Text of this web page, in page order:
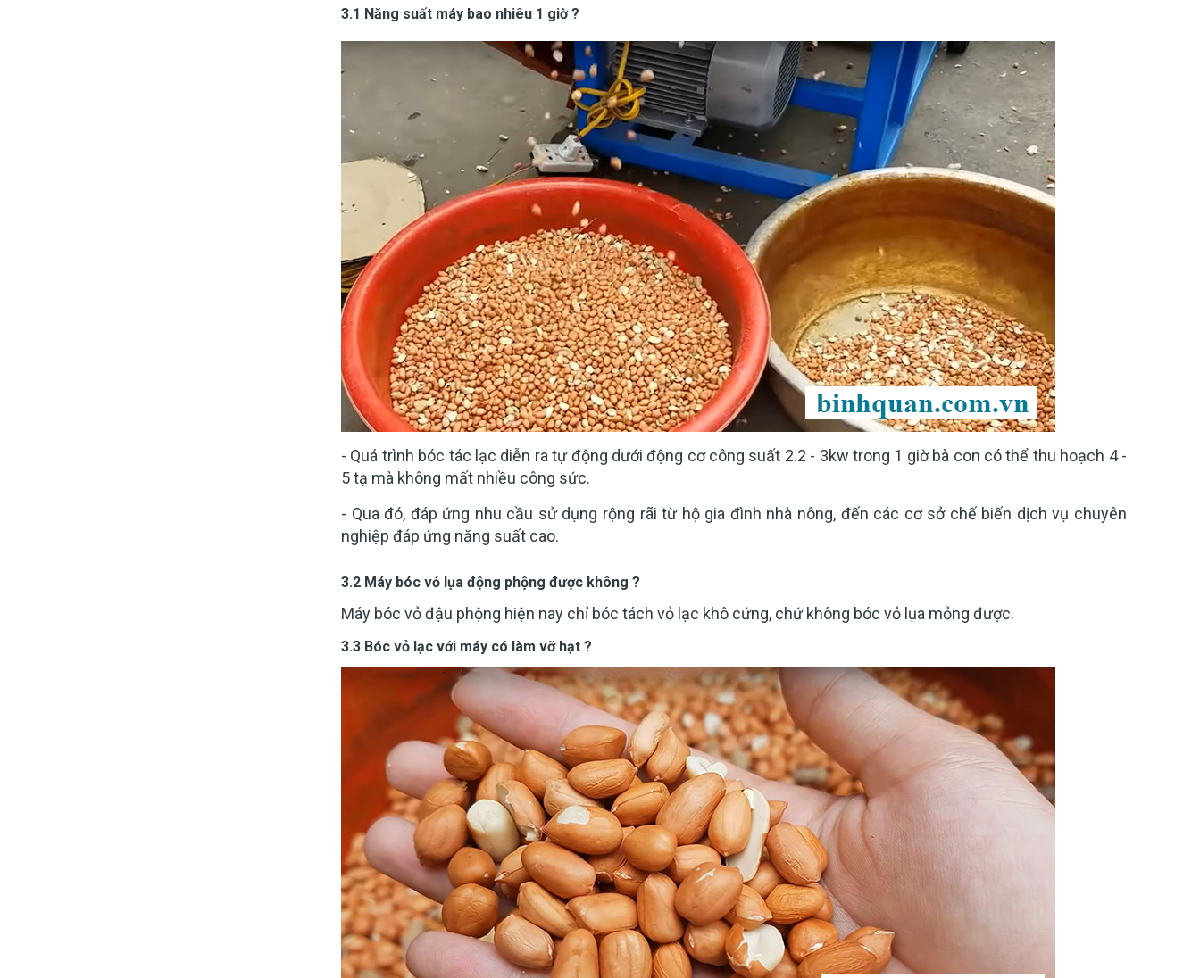
3.1 Năng suất máy bao nhiêu 1 giờ ?
- Quá trình bóc tác lạc diễn ra tự động dưới động cơ công suất 2.2 - 3kw trong 1 giờ bà con có thể thu hoạch 4 -
5 tạ mà không mất nhiều công sức.
- Qua đó, đáp ứng nhu cầu sử dụng rộng rãi từ hộ gia đình nhà nông, đến các cơ sở chế biến dịch vụ chuyên
nghiệp đáp ứng năng suất cao.
3.2 Máy bóc vỏ lụa động phộng được không ?
Máy bóc vỏ đậu phộng hiện nay chỉ bóc tách vỏ lạc khô cứng, chứ không bóc vỏ lụa mỏng được.
3.3 Bóc vỏ lạc với máy có làm vỡ hạt ?